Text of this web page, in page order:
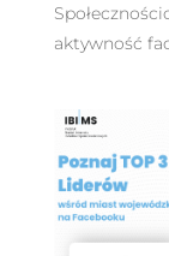
aktywność